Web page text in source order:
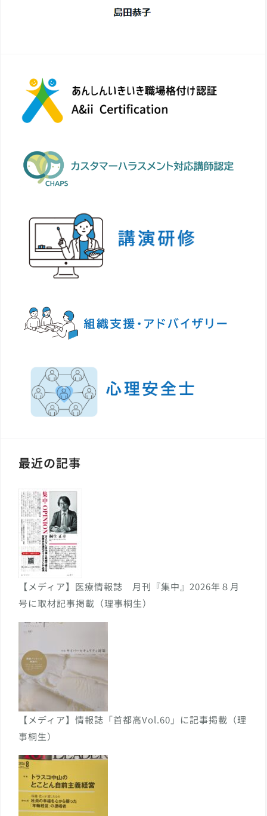
最近の記事
【メディア】医療情報誌 月刊『集中』2026年８月
号に取材記事掲載（理事桐生）
【メディア】情報誌「首都高Vol.60」に記事掲載（理
事桐生）